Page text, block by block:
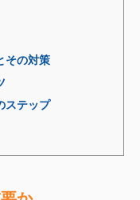
その対策
ステップ